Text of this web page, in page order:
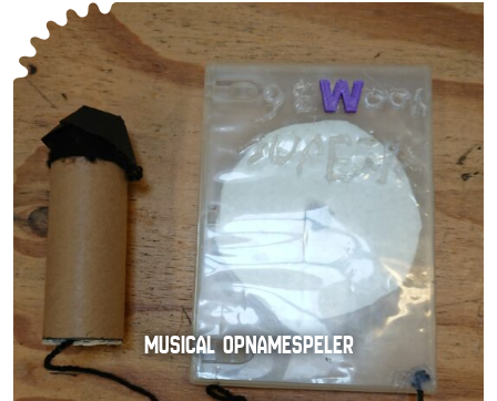
MUSICAL OPNAMESPELER